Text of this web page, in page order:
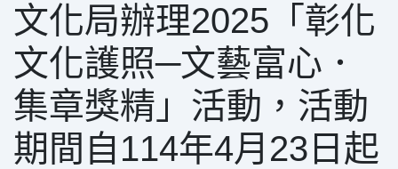
文化局辦理2025「彰化
文化護照─文藝富心．
集章獎精」活動，活動
期間自114年4月23日起